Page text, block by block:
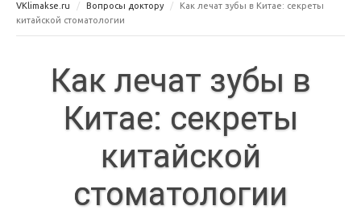
VKlimakse.ru Вопросы доктору
Как лечат зубы в Китае: секреты
китайской стоматологии
Как лечат зубы в
Китае: секреты
китайской
стоматологии